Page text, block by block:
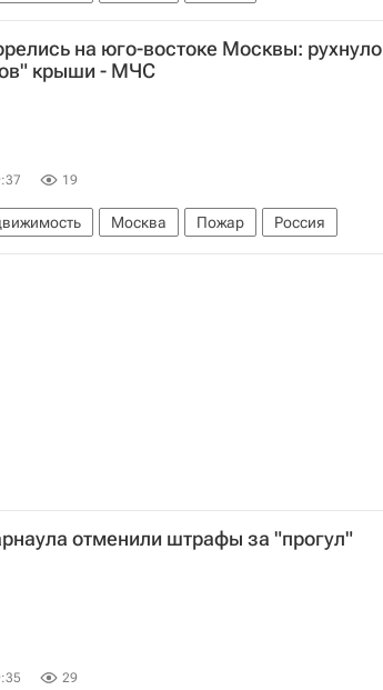
на юго-востоке Москвы: рухнуло
крыши - МЧС
19
Москва Пожар Россия
отменили штрафы за "прогул"
29